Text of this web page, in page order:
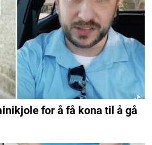
for å få kona til å gå